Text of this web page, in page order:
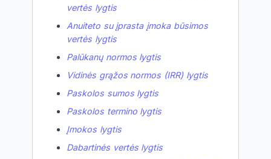
vertės lygtis
Anuiteto su įprasta įmoka būsimos
vertės lygtis
Palūkanų normos lygtis
Vidinės grąžos normos (IRR) lygtis
Paskolos sumos lygtis
Paskolos termino lygtis
Įmokos lygtis
Dabartinės vertės lygtis